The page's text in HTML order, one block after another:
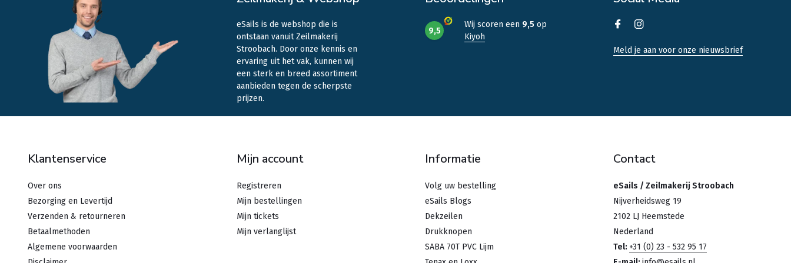
eSails is de webshop die is
ontstaan vanuit Zeilmakerij
Stroobach. Door onze kennis en
ervaring uit het vak, kunnen wij
een sterk en breed assortiment
aanbieden tegen de scherpste
prijzen.
9,5
Wij scoren een 9,5 op
Kiyoh
Meld je aan voor onze nieuwsbrief
Klantenservice
Over ons
Bezorging en Levertijd
Verzenden & retourneren
Betaalmethoden
Algemene voorwaarden
Mijn account
Registreren
Mijn bestellingen
Mijn tickets
Mijn verlanglijst
Informatie
Volg uw bestelling
eSails Blogs
Dekzeilen
Drukknopen
SABA 70T PVC Lijm
Contact
eSails / Zeilmakerij Stroobach
Nijverheidsweg 19
2102 LJ Heemstede
Nederland
Tel: +31 (0) 23 - 532 95 17